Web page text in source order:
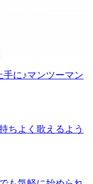
に♪マンツーマン
ちよく歌えるよう